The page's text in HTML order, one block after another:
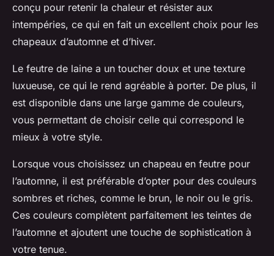
conçu pour retenir la chaleur et résister aux
intempéries, ce qui en fait un excellent choix pour les
chapeaux d’automne et d’hiver.
Le feutre de laine a un toucher doux et une texture
luxueuse, ce qui le rend agréable à porter. De plus, il
est disponible dans une large gamme de couleurs,
vous permettant de choisir celle qui correspond le
mieux à votre style.
Lorsque vous choisissez un chapeau en feutre pour
l’automne, il est préférable d’opter pour des couleurs
sombres et riches, comme le brun, le noir ou le gris.
Ces couleurs complètent parfaitement les teintes de
l’automne et ajoutent une touche de sophistication à
votre tenue.